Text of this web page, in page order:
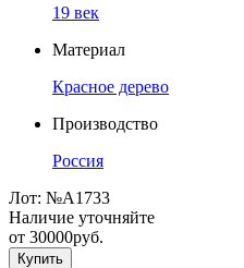
19 век
Материал
Красное дерево
Производство
Россия
Лот: №A1733
Наличие уточняйте
от 30000руб.
Купить